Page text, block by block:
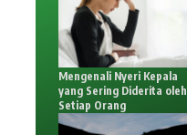
Mengenali Nyeri Kepala
yang Sering Diderita oleh
Setiap Orang